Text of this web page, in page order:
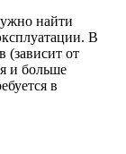
найти
В
(зависит от
и больше
в